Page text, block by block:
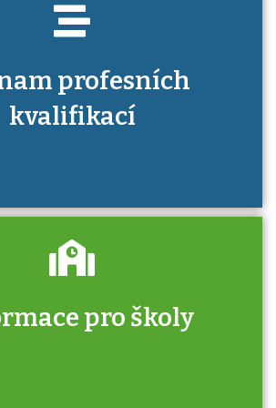
profesních
kvalifikací
pro školy
se přihlásit ke zkoušce a kde